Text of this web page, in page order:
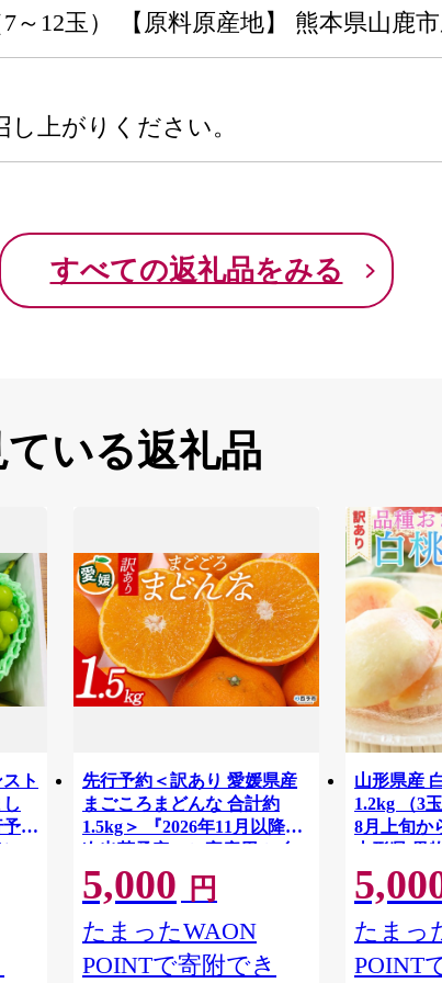
～12玉） 【原料原産地】 熊本県山鹿
上がりください。
すべての返礼品をみる
いる返礼品
ト
約
マ
先行予約＜訳あり 愛媛県産
まごころまどんな 合計約
1.5kg＞ 『2026年11月以降順
次出荷予定』ご家庭用 ご自
宅用 紅まどんな マドンナ お
試し わけあり 果物 柑橘 フル
ーツ 高級 国産 濃厚 果汁 産
地直送 ミヤモトオレンジガ
ーデン 愛媛県 西予市【常
5,000 円
たまったWAON
POINTで寄附でき
山形県産
1.2kg （3
8月上旬か
山形県 果
もも 夏 送
たまっ
POINT